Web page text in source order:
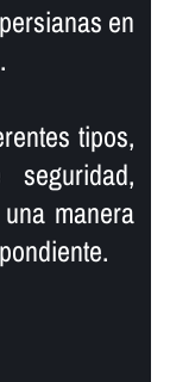
en
tipos,
manera